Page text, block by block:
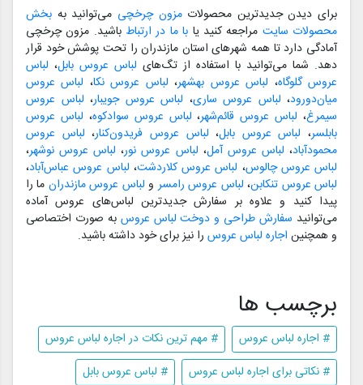
برای دیدن جدیدترین محصولاتمزون چرخچی می‌توانید به بخش
محصولات سایت مراجعه کنید یا با ما در ارتباط باشید. مزون چرخچی
آمادگی دارد تا همه شهرهای استان مازندران را تحت پوشش خود قرار
دهد. شما می‌توانید با استفاده از تگ‌های لباس عروس بابل، لباس
عروس گلوگاه، لباس عروس بهشهر، لباس عروس نکا، لباس عروس
میان‌دورود، لباس عروس ساری، لباس عروس جویبار، لباس عروس
سیمرغ، لباس عروس قائم‌شهر، لباس عروس سوادکوه، لباس عروس
بابلسر، لباس عروس بابل، لباس عروس فریدون‌کنار، لباس عروس
محمودآباد، لباس عروس آمل، لباس عروس نور، لباس عروس نوشهر،
لباس عروس چالوس، لباس عروس کلاردشت، لباس عروس عباس‌آباد،
لباس عروس تنکابن، لباس عروس رامسر و لباس عروس مازندران ما را
پیدا کنید و علاوه بر سفارش جدیدترین لباس‌های عروس آماده
می‌توانید سفارش طراحی و دوخت لباس عروس به صورت اختصاصی
و همچنین اجاره لباس عروس را نیز برای خود داشته باشید.
برچسب ها
# اجاره لباس عروس
# مهم ترین نکات در اجاره لباس عروس
# نکاتی برای اجاره لباس عروس
# لباس عروس بابل